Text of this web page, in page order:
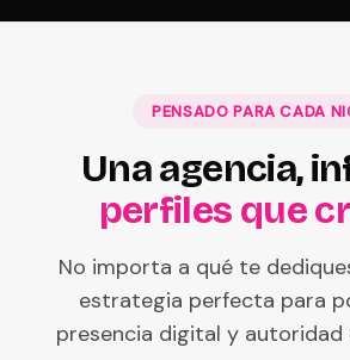
PENSADO PARA CADA
Una agencia,
perfiles que
No importa a qué te
estrategia perfecta para
presencia digital y autoridad